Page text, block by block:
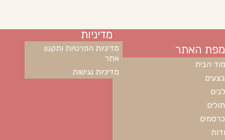
מפת האתר
הבית
מדיניות
מדיניות הפרטיות ותקנון
אתר
מדיניות נגישות